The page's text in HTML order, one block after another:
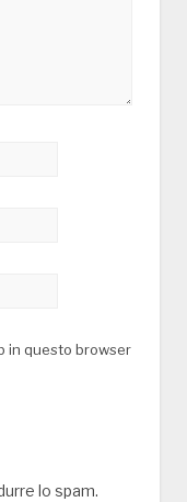
in questo browser
lo spam.